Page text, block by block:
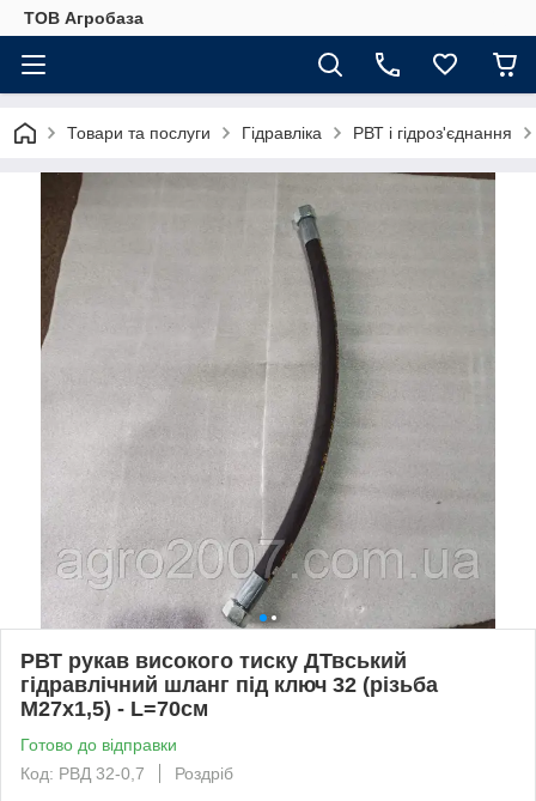
ТОВ Агробаза
Товари та послуги Гідравліка РВТ і гідроз'єднання
РВТ рукав високого тиску ДТвський
гідравлічний шланг під ключ 32 (різьба
М27х1,5) - L=70см
Готово до відправки
Код: РВД 32-0,7
Роздріб